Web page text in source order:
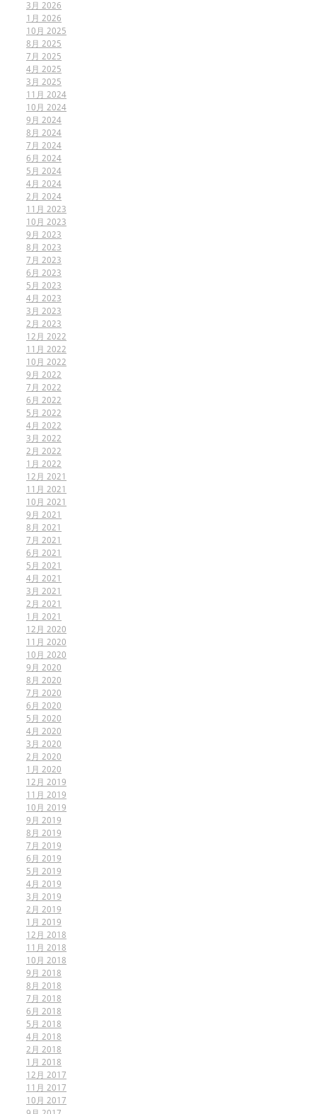
3月 2026
1月 2026
10月 2025
8月 2025
7月 2025
4月 2025
3月 2025
11月 2024
10月 2024
9月 2024
8月 2024
7月 2024
6月 2024
5月 2024
4月 2024
2月 2024
11月 2023
10月 2023
9月 2023
8月 2023
7月 2023
6月 2023
5月 2023
4月 2023
3月 2023
2月 2023
12月 2022
11月 2022
10月 2022
9月 2022
7月 2022
6月 2022
5月 2022
4月 2022
3月 2022
2月 2022
1月 2022
12月 2021
11月 2021
10月 2021
9月 2021
8月 2021
7月 2021
6月 2021
5月 2021
4月 2021
3月 2021
2月 2021
1月 2021
12月 2020
11月 2020
10月 2020
9月 2020
8月 2020
7月 2020
6月 2020
5月 2020
4月 2020
3月 2020
2月 2020
1月 2020
12月 2019
11月 2019
10月 2019
9月 2019
8月 2019
7月 2019
6月 2019
5月 2019
4月 2019
3月 2019
2月 2019
1月 2019
12月 2018
11月 2018
10月 2018
9月 2018
8月 2018
7月 2018
6月 2018
5月 2018
4月 2018
2月 2018
1月 2018
12月 2017
11月 2017
10月 2017